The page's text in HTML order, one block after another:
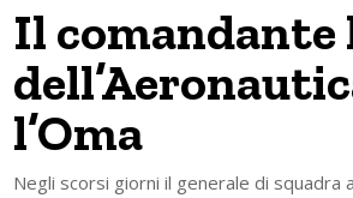
Il
l’Oma
Negli scorsi giorni il generale di